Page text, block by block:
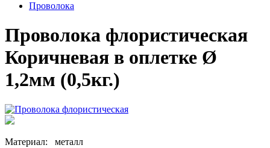
Проволока
Проволока флористическая
Коричневая в оплетке Ø
1,2мм (0,5кг.)
Материал: металл